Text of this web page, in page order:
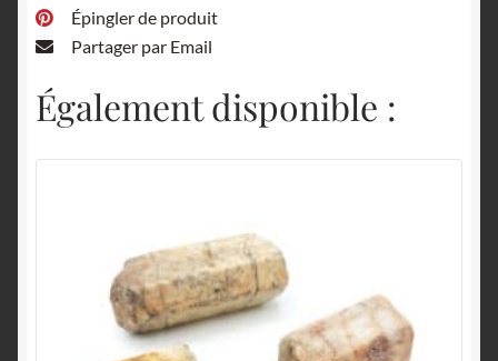
Épingler de produit
Partager par Email
Également disponible :